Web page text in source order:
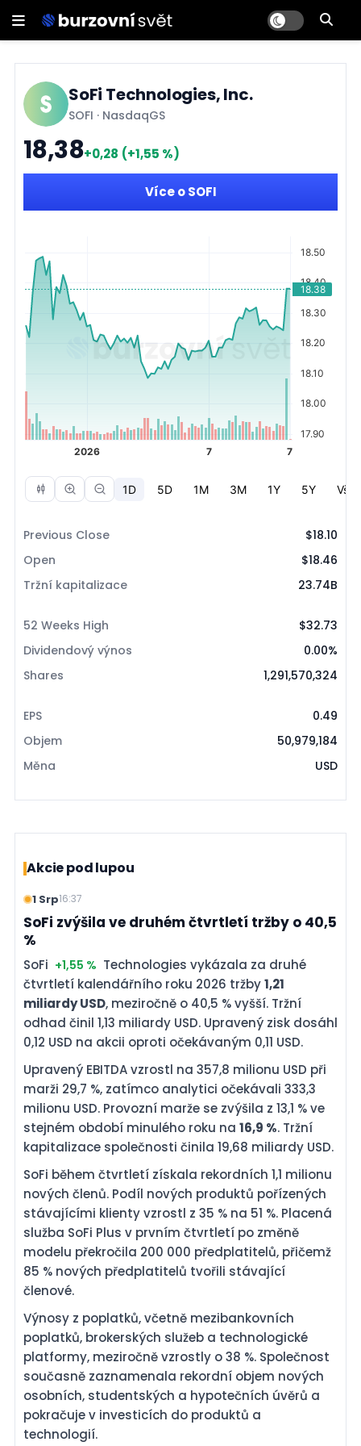
SoFi Technologies, Inc.
SOFI · NasdaqGS
Více o SOFI
18,38+0,28 (+1,55 %)
Previous Close
$18.10
Open
$18.46
Tržní kapitalizace
23.74B
52 Weeks High
$32.73
Dividendový výnos
0.00%
Shares
1,291,570,324
EPS
0.49
Objem
50,979,184
Měna
USD
Akcie pod lupou
1 Srp16:37
SoFi zvýšila ve druhém čtvrtletí tržby o 40,5
%
SoFi +1,55 % Technologies vykázala za druhé
čtvrtletí kalendářního roku 2026 tržby1,21
miliardy USD, meziročně o 40,5 % vyšší. Tržní
odhad činil 1,13 miliardy USD. Upravený zisk dosáhl
0,12 USD na akcii oproti očekávaným 0,11 USD.
Upravený EBITDA vzrostl na 357,8 milionu USD při
marži 29,7 %, zatímco analytici očekávali 333,3
milionu USD. Provozní marže se zvýšila z 13,1 % ve
stejném období minulého roku na 16,9 %. Tržní
kapitalizace společnosti činila 19,68 miliardy USD.
SoFi během čtvrtletí získala rekordních 1,1 milionu
nových členů. Podíl nových produktů pořízených
stávajícími klienty vzrostl z 35 % na 51 %. Placená
služba SoFi Plus v prvním čtvrtletí po změně
modelu překročila 200 000 předplatitelů, přičemž
85 % nových předplatitelů tvořili stávající
členové.
Výnosy z poplatků, včetně mezibankovních
poplatků, brokerských služeb a technologické
platformy, meziročně vzrostly o 38 %. Společnost
současně zaznamenala rekordní objem nových
osobních, studentských a hypotečních úvěrů a
pokračuje v investicích do produktů a
technologií.